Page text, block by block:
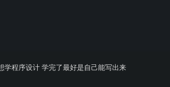
学程序设计 学完了最好是自己能写出来